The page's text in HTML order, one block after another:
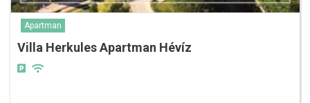
Apartman
Villa Herkules Apartman Hévíz